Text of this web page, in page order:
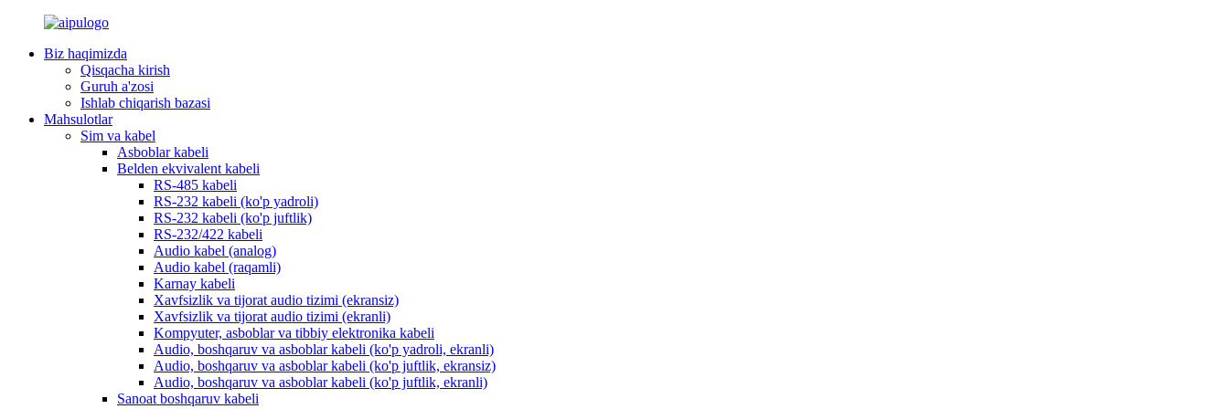
Biz haqimizda
Qisqacha kirish
Guruh a'zosi
Ishlab chiqarish bazasi
Mahsulotlar
Sim va kabel
Asboblar kabeli
Belden ekvivalent kabeli
RS-485 kabeli
RS-232 kabeli (ko'p yadroli)
RS-232 kabeli (ko'p juftlik)
RS-232/422 kabeli
Audio kabel (analog)
Audio kabel (raqamli)
Karnay kabeli
Xavfsizlik va tijorat audio tizimi (ekransiz)
Xavfsizlik va tijorat audio tizimi (ekranli)
Kompyuter, asboblar va tibbiy elektronika kabeli
Audio, boshqaruv va asboblar kabeli (ko'p yadroli, ekranli)
Audio, boshqaruv va asboblar kabeli (ko'p juftlik, ekransiz)
Audio, boshqaruv va asboblar kabeli (ko'p juftlik, ekranli)
Sanoat boshqaruv kabeli